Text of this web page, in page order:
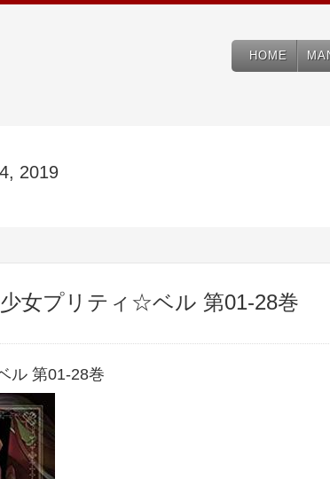
HOME
2019
女プリティ☆ベル 第01-28巻
ル 第01-28巻